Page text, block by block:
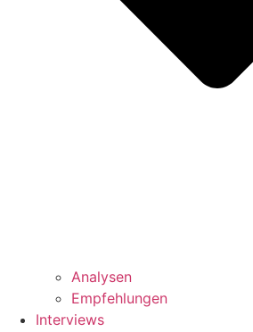
Analysen
Empfehlungen
Interviews